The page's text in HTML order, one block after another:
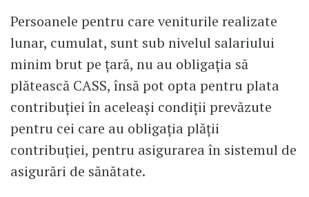
Persoanele pentru care veniturile realizate
lunar, cumulat, sunt sub nivelul salariului
minim brut pe ţară, nu au obligaţia să
plătească CASS, însă pot opta pentru plata
contribuţiei în aceleaşi condiţii prevăzute
pentru cei care au obligaţia plăţii
contribuţiei, pentru asigurarea în sistemul de
asigurări de sănătate.